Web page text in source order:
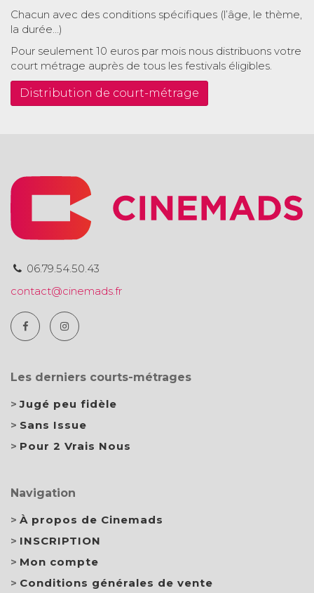
Chacun avec des conditions spécifiques (l’âge, le thème,
la durée…)
Pour seulement 10 euros par mois nous distribuons votre
court métrage auprès de tous les festivals éligibles.
Distribution de court-métrage
06.79.54.50.43
contact@cinemads.fr
Les derniers courts-métrages
Jugé peu fidèle
Sans Issue
Pour 2 Vrais Nous
Navigation
À propos de Cinemads
INSCRIPTION
Mon compte
Conditions générales de vente